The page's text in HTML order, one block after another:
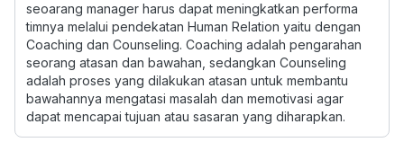
seoarang manager harus dapat meningkatkan performa
timnya melalui pendekatan Human Relation yaitu dengan
Coaching dan Counseling. Coaching adalah pengarahan
seorang atasan dan bawahan, sedangkan Counseling
adalah proses yang dilakukan atasan untuk membantu
bawahannya mengatasi masalah dan memotivasi agar
dapat mencapai tujuan atau sasaran yang diharapkan.